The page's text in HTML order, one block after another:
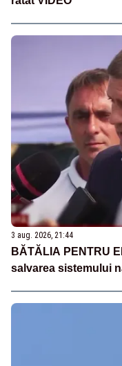
3 aug. 2026, 21:44
BĂTĂLIA PENTRU
salvarea sistemului